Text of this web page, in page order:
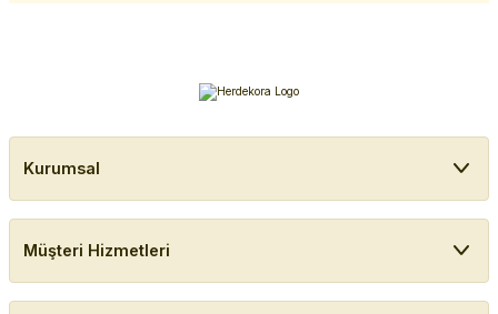
Kurumsal
Müşteri Hizmetleri